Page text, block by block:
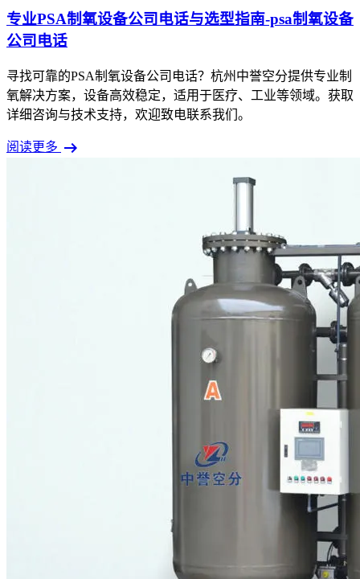
专业PSA制氧设备公司电话与选型指南-psa制氧设备
公司电话
寻找可靠的PSA制氧设备公司电话？杭州中誉空分提供专业制
氧解决方案，设备高效稳定，适用于医疗、工业等领域。获取
详细咨询与技术支持，欢迎致电联系我们。
阅读更多 arrow_right_alt